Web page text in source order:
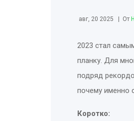
авг, 20 2025 От
2023 стал
планку. Для
подряд
почему именно
Коротко: